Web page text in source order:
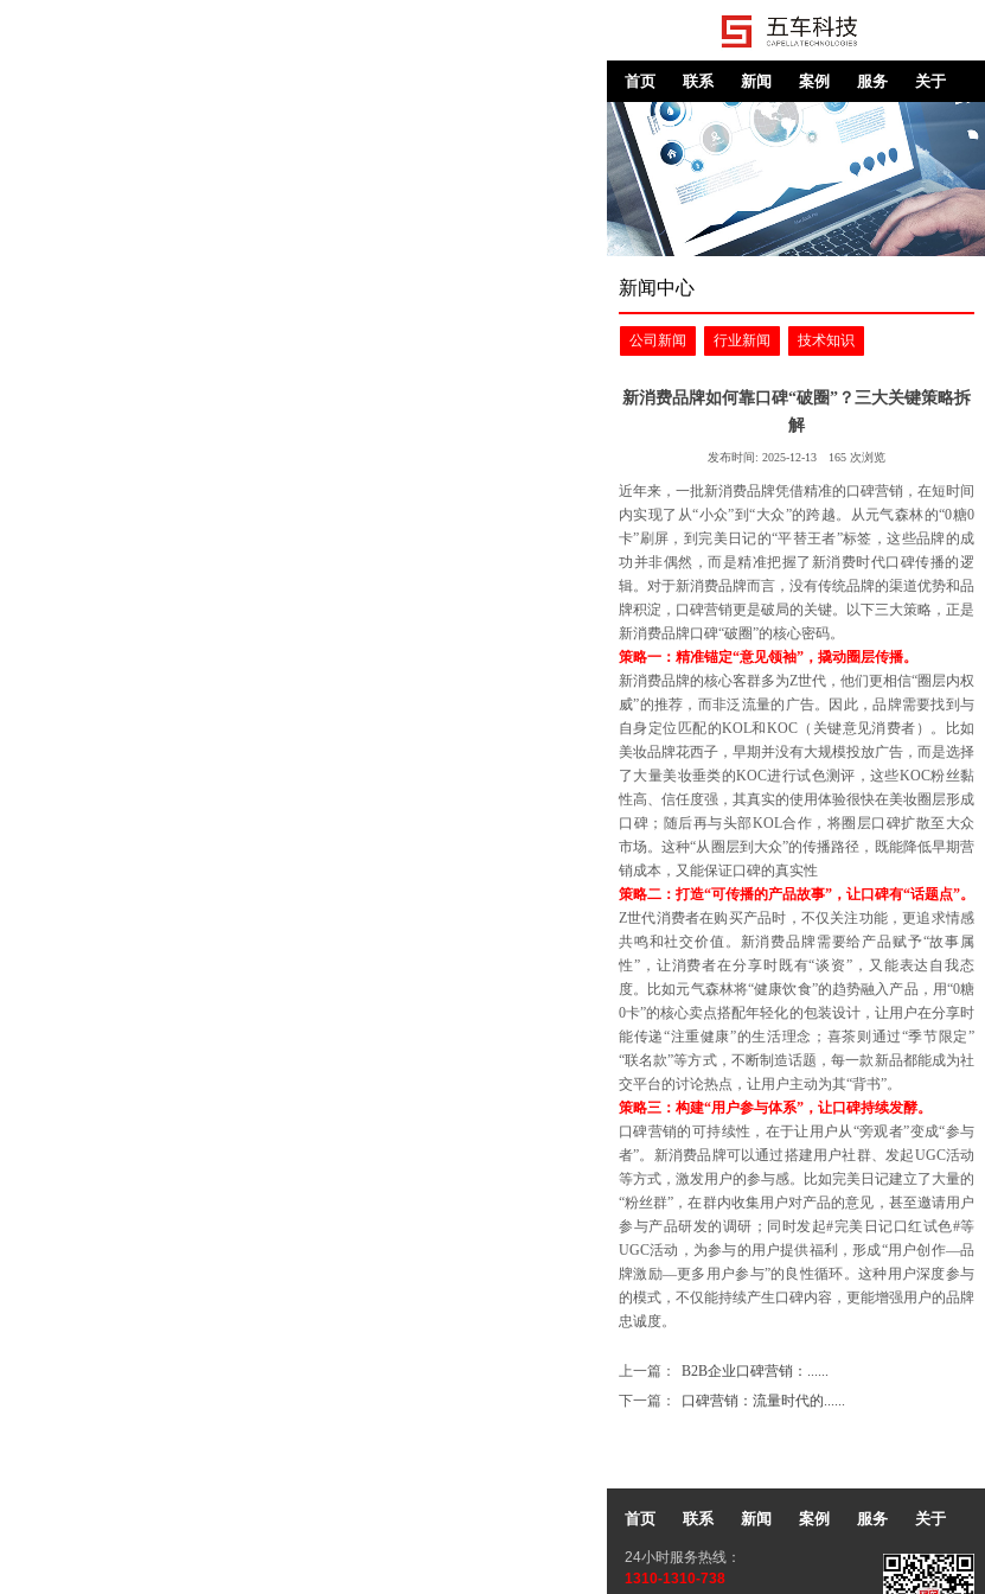
首页 联系 新闻 案例 服务 关于
新闻中心
公司新闻 行业新闻 技术知识
新消费品牌如何靠口碑“破圈”？三大关键策略拆
解
发布时间: 2025-12-13 165 次浏览
近年来，一批新消费品牌凭借精准的口碑营销，在短时间
内实现了从“小众”到“大众”的跨越。从元气森林的“0糖0
卡”刷屏，到完美日记的“平替王者”标签，这些品牌的成
功并非偶然，而是精准把握了新消费时代口碑传播的逻
辑。对于新消费品牌而言，没有传统品牌的渠道优势和品
牌积淀，口碑营销更是破局的关键。以下三大策略，正是
新消费品牌口碑“破圈”的核心密码。
策略一：精准锚定“意见领袖”，撬动圈层传播。
新消费品牌的核心客群多为Z世代，他们更相信“圈层内权
威”的推荐，而非泛流量的广告。因此，品牌需要找到与
自身定位匹配的KOL和KOC（关键意见消费者）。比如
美妆品牌花西子，早期并没有大规模投放广告，而是选择
了大量美妆垂类的KOC进行试色测评，这些KOC粉丝黏
性高、信任度强，其真实的使用体验很快在美妆圈层形成
口碑；随后再与头部KOL合作，将圈层口碑扩散至大众
市场。这种“从圈层到大众”的传播路径，既能降低早期营
销成本，又能保证口碑的真实性
策略二：打造“可传播的产品故事”，让口碑有“话题点”。
Z世代消费者在购买产品时，不仅关注功能，更追求情感
共鸣和社交价值。新消费品牌需要给产品赋予“故事属
性”，让消费者在分享时既有“谈资”，又能表达自我态
度。比如元气森林将“健康饮食”的趋势融入产品，用“0糖
0卡”的核心卖点搭配年轻化的包装设计，让用户在分享时
能传递“注重健康”的生活理念；喜茶则通过“季节限定”
“联名款”等方式，不断制造话题，每一款新品都能成为社
交平台的讨论热点，让用户主动为其“背书”。
策略三：构建“用户参与体系”，让口碑持续发酵。
口碑营销的可持续性，在于让用户从“旁观者”变成“参与
者”。新消费品牌可以通过搭建用户社群、发起UGC活动
等方式，激发用户的参与感。比如完美日记建立了大量的
“粉丝群”，在群内收集用户对产品的意见，甚至邀请用户
参与产品研发的调研；同时发起#完美日记口红试色#等
UGC活动，为参与的用户提供福利，形成“用户创作—品
牌激励—更多用户参与”的良性循环。这种用户深度参与
的模式，不仅能持续产生口碑内容，更能增强用户的品牌
忠诚度。
上一篇：
B2B企业口碑营销：......
下一篇：
口碑营销：流量时代的......
24小时服务热线：
1310-1310-738
首页 联系 新闻 案例 服务 关于